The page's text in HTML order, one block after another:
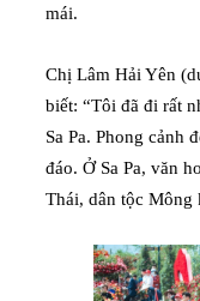
mái.
Chị Lâm Hải Yên
biết: “Tôi đã đi rất
Sa Pa. Phong cảnh
đáo. Ở Sa Pa, văn
Thái, dân tộc Mông